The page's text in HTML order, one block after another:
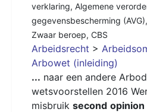
verklaring, Algemene
gegevensbescherming (AVG),
Zwaar beroep, CBS
Arbeidsrecht >
Arbowet (inleiding)
... naar een andere
wetsvoorstellen 2016
misbruik second opinion